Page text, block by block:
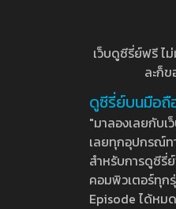
เว็บดูซีรี่ย์ฟรี ไ
ละก็
ดูซีรี่ย์บนมือถื
"มาลองเลยกับ
เลยทุกอุปกรณ์ท
สำหรับการดูซีรี่
คอมพิวเตอร์ทุก
Episode ได้หม